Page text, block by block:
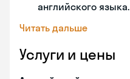
английского языка.
Читать дальше
Услуги и цены